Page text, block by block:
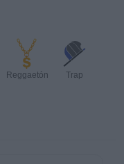
Reggaetón Trap